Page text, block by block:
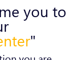
you to
"